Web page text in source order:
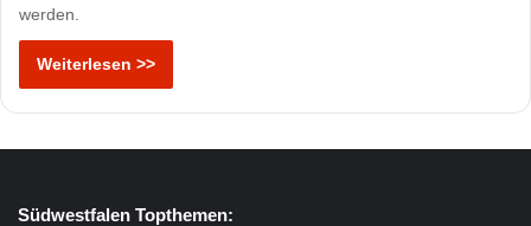
werden.
Weiterlesen >>
Südwestfalen Topthemen: